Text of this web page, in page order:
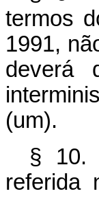
termos
1991,
deverá
(um).
§ 10.
referida